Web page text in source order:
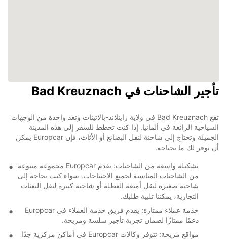
تأجير الشاحنات في Bad Kreuznach
تقع Bad Kreuznach في ولاية راينلاند-بالاتينات وتعد واحدة من الوجهات
السياحية الرائعة في ألمانيا. إذا كنت تخطط للسفر إلى هذه المدينة
الجميلة وتحتاج إلى شاحنة لنقل البضائع أو الأثاث، فإن Europcar يمكن
أن توفر لك ما تحتاجه.
تشكيلة واسعة من الشاحنات: تقدم Europcar مجموعة متنوعة
من الشاحنات المناسبة لجميع الاحتياجات. سواء كنت بحاجة إلى
شاحنة صغيرة لنقل أمتعة العطلة أو شاحنة كبيرة لنقل البعثات
التجارية، يمكننا تلبية طلبك.
خدمة عملاء ممتازة: يقدم فريق خدمة العملاء في Europcar
دعمًا ممتازًا لضمان تجربة تأجير سلسة ومريحة.
مواقع مريحة: تتوفر وكالات Europcar في أماكن مركزية جدًا